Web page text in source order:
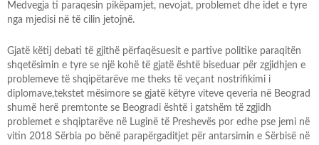
Medvegja ti paraqesin pikëpamjet, nevojat, problemet dhe idet e tyre
nga mjedisi në të cilin jetojnë.
Gjatë këtij debati të gjithë përfaqësuesit e partive politike paraqitën
shqetësimin e tyre se një kohë të gjatë është biseduar për zgjidhjen e
problemeve të shqipëtarëve me theks të veçant nostrifikimi i
diplomave,tekstet mësimore se gjatë këtyre viteve qeveria në Beograd
shumë herë premtonte se Beogradi është i gatshëm të zgjidh
problemet e shqiptarëve në Luginë të Preshevës por edhe pse jemi në
vitin 2018 Sërbia po bënë parapërgaditjet për antarsimin e Sërbisë në